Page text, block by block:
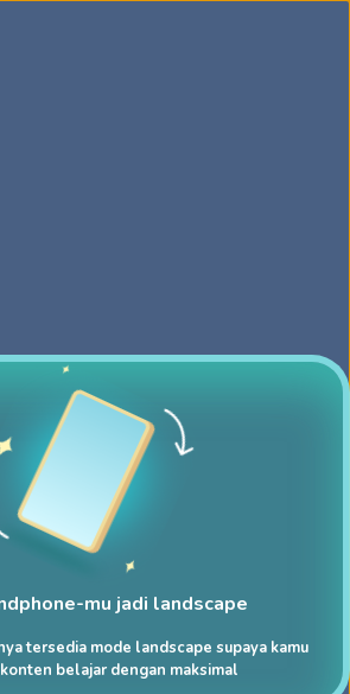
mu jadi landscape
tersedia mode landscape supaya kamu
belajar dengan maksimal